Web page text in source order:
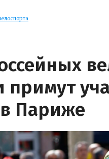
примут
Париже